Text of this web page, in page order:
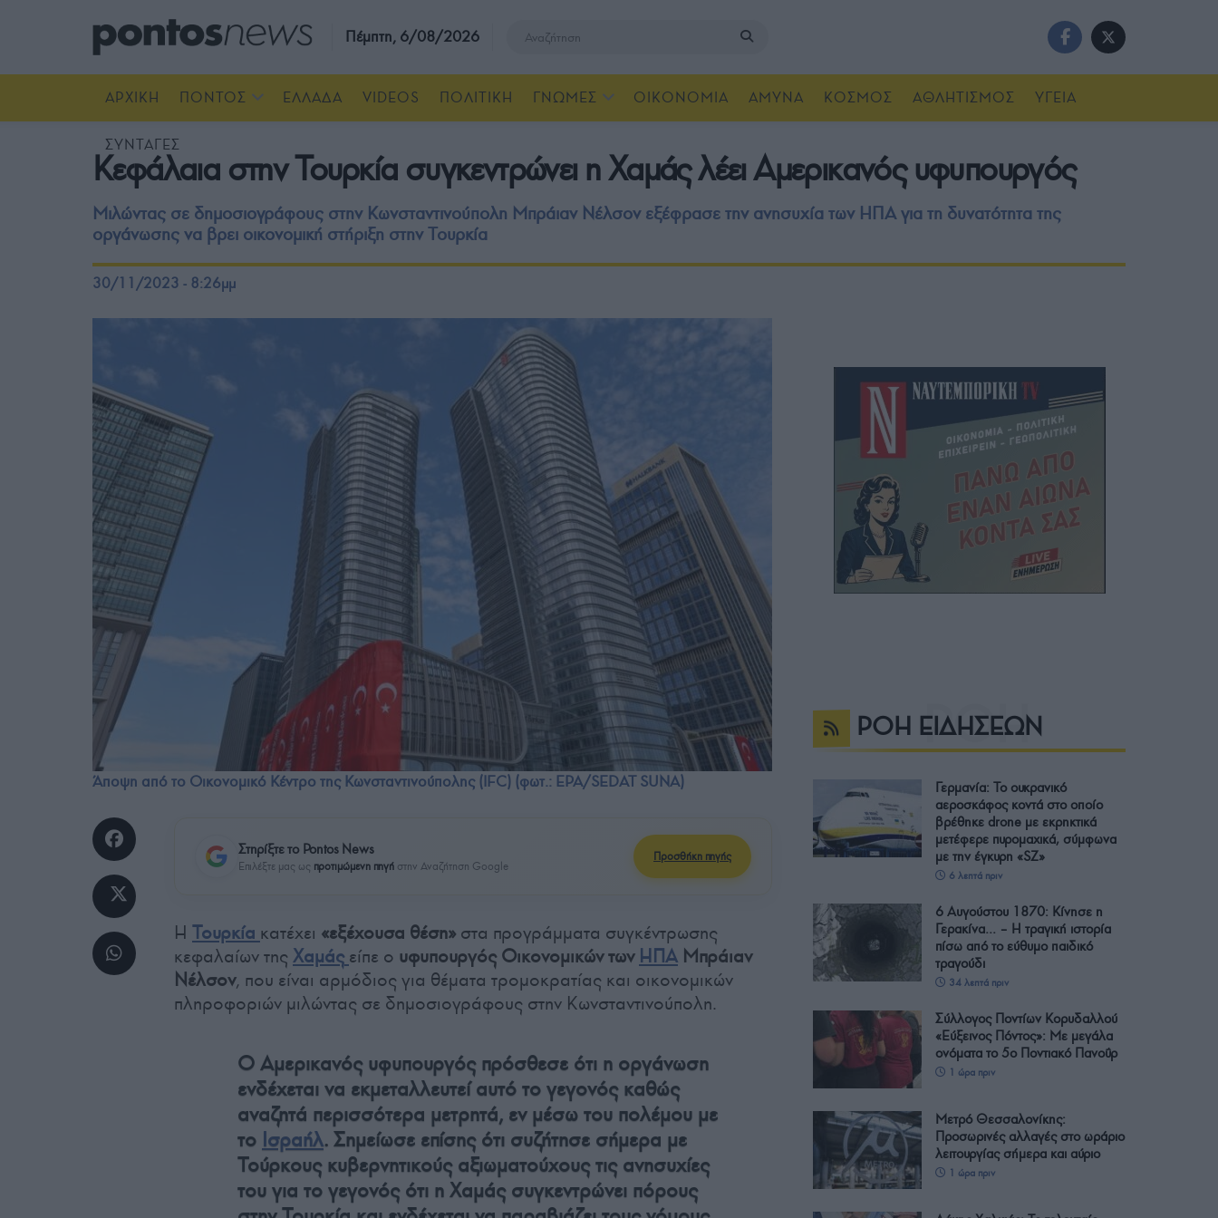
Πέμπτη, 6/08/2026
ΑΡΧΙΚΗ ΠΟΝΤΟΣ ΕΛΛΑΔΑ VIDEOS ΠΟΛΙΤΙΚΗ ΓΝΩΜΕΣ ΟΙΚΟΝΟΜΙΑ ΑΜΥΝΑ ΚΟΣΜΟΣ ΑΘΛΗΤΙΣΜΟΣ ΥΓΕΙΑ
ΣΥΝΤΑΓΕΣ
Κεφάλαια στην Τουρκία συγκεντρώνει η Χαμάς λέει Αμερικανός υφυπουργός
Μιλώντας σε δημοσιογράφους στην Κωνσταντινούπολη Μπράιαν Νέλσον εξέφρασε την ανησυχία των ΗΠΑ για τη δυνατότητα της
οργάνωσης να βρει οικονομική στήριξη στην Τουρκία
30/11/2023 - 8:26μμ
Άποψη από το Οικονομικό Κέντρο της Κωνσταντινούπολης (IFC) (φωτ.: EPA/SEDAT SUNA)
Στηρίξτε το Pontos News
Επιλέξτε μας ως προτιμώμενη πηγή στην Αναζήτηση Google
Προσθήκη πηγής
Η Τουρκία κατέχει «εξέχουσα θέση» στα προγράμματα συγκέντρωσης
κεφαλαίων της Χαμάς είπε ο υφυπουργός Οικονομικών των ΗΠΑ Μπράιαν
Νέλσον, που είναι αρμόδιος για θέματα τρομοκρατίας και οικονομικών
πληροφοριών μιλώντας σε δημοσιογράφους στην Κωνσταντινούπολη.
Ο Αμερικανός υφυπουργός πρόσθεσε ότι η οργάνωση
ενδέχεται να εκμεταλλευτεί αυτό το γεγονός καθώς
αναζητά περισσότερα μετρητά, εν μέσω του πολέμου με
το Ισραήλ. Σημείωσε επίσης ότι συζήτησε σήμερα με
Τούρκους κυβερνητικούς αξιωματούχους τις ανησυχίες
του για το γεγονός ότι η Χαμάς συγκεντρώνει πόρους
ΡΟΗ ΕΙΔΗΣΕΩΝ
Γερμανία: Το ουκρανικό
αεροσκάφος κοντά στο οποίο
βρέθηκε drone με εκρηκτικά
μετέφερε πυρομαχικά, σύμφωνα
με την έγκυρη «SZ»
6 λεπτά πριν
6 Αυγούστου 1870: Κίνησε η
Γερακίνα… – Η τραγική ιστορία
πίσω από το εύθυμο παιδικό
τραγούδι
34 λεπτά πριν
Σύλλογος Ποντίων Κορυδαλλού
«Εύξεινος Πόντος»: Με μεγάλα
ονόματα το 5ο Ποντιακό Πανοΰρ
1 ώρα πριν
Μετρό Θεσσαλονίκης:
Προσωρινές αλλαγές στο ωράριο
λειτουργίας σήμερα και αύριο
1 ώρα πριν